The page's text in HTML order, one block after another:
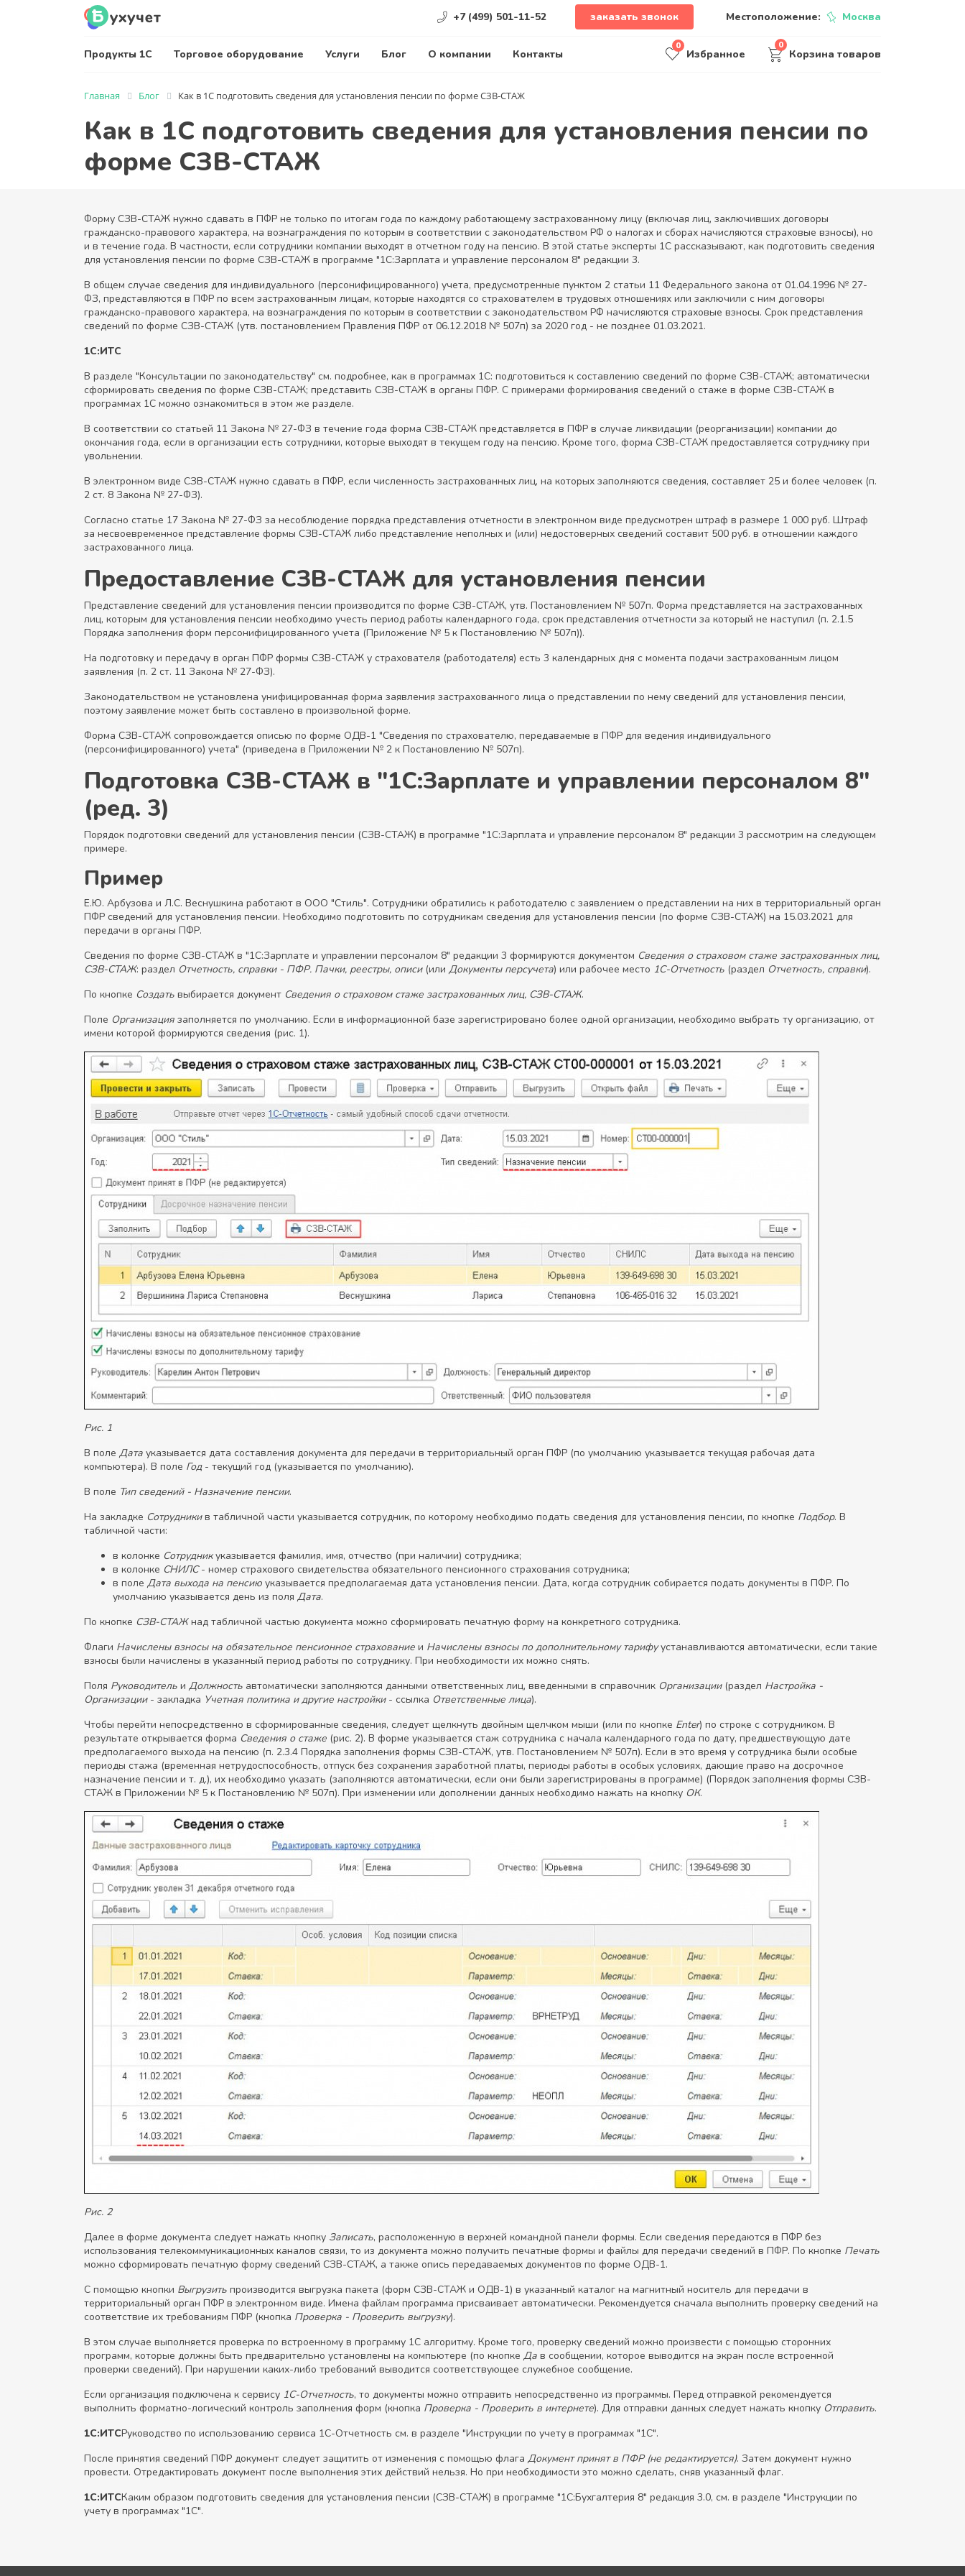
+7 (499) 501-11-52 заказать звонок Местоположение: Москва
Продукты 1С Торговое оборудование Услуги Блог О компании Контакты Избранное
0
Корзина товаров
0
Главная Блог Как в 1С подготовить сведения для установления пенсии по форме СЗВ-СТАЖ
Как в 1С подготовить сведения для установления пенсии по
форме СЗВ-СТАЖ
Форму СЗВ-СТАЖ нужно сдавать в ПФР не только по итогам года по каждому работающему застрахованному лицу (включая лиц, заключивших договоры
гражданско-правового характера, на вознаграждения по которым в соответствии с законодательством РФ о налогах и сборах начисляются страховые взносы), но
и в течение года. В частности, если сотрудники компании выходят в отчетном году на пенсию. В этой статье эксперты 1С рассказывают, как подготовить сведения
для установления пенсии по форме СЗВ-СТАЖ в программе "1С:Зарплата и управление персоналом 8" редакции 3.
В общем случае сведения для индивидуального (персонифицированного) учета, предусмотренные пунктом 2 статьи 11 Федерального закона от 01.04.1996 № 27-
ФЗ, представляются в ПФР по всем застрахованным лицам, которые находятся со страхователем в трудовых отношениях или заключили с ним договоры
гражданско-правового характера, на вознаграждения по которым в соответствии с законодательством РФ начисляются страховые взносы. Срок представления
сведений по форме СЗВ-СТАЖ (утв. постановлением Правления ПФР от 06.12.2018 № 507п) за 2020 год - не позднее 01.03.2021.
1С:ИТС
В разделе "Консультации по законодательству" см. подробнее, как в программах 1С: подготовиться к составлению сведений по форме СЗВ-СТАЖ; автоматически
сформировать сведения по форме СЗВ-СТАЖ; представить СЗВ-СТАЖ в органы ПФР. С примерами формирования сведений о стаже в форме СЗВ-СТАЖ в
программах 1С можно ознакомиться в этом же разделе.
В соответствии со статьей 11 Закона № 27-ФЗ в течение года форма СЗВ-СТАЖ представляется в ПФР в случае ликвидации (реорганизации) компании до
окончания года, если в организации есть сотрудники, которые выходят в текущем году на пенсию. Кроме того, форма СЗВ-СТАЖ предоставляется сотруднику при
увольнении.
В электронном виде СЗВ-СТАЖ нужно сдавать в ПФР, если численность застрахованных лиц, на которых заполняются сведения, составляет 25 и более человек (п.
2 ст. 8 Закона № 27-ФЗ).
Согласно статье 17 Закона № 27-ФЗ за несоблюдение порядка представления отчетности в электронном виде предусмотрен штраф в размере 1 000 руб. Штраф
за несвоевременное представление формы СЗВ-СТАЖ либо представление неполных и (или) недостоверных сведений составит 500 руб. в отношении каждого
застрахованного лица.
Предоставление СЗВ-СТАЖ для установления пенсии
Представление сведений для установления пенсии производится по форме СЗВ-СТАЖ, утв. Постановлением № 507п. Форма представляется на застрахованных
лиц, которым для установления пенсии необходимо учесть период работы календарного года, срок представления отчетности за который не наступил (п. 2.1.5
Порядка заполнения форм персонифицированного учета (Приложение № 5 к Постановлению № 507п)).
На подготовку и передачу в орган ПФР формы СЗВ-СТАЖ у страхователя (работодателя) есть 3 календарных дня с момента подачи застрахованным лицом
заявления (п. 2 ст. 11 Закона № 27-ФЗ).
Законодательством не установлена унифицированная форма заявления застрахованного лица о представлении по нему сведений для установления пенсии,
поэтому заявление может быть составлено в произвольной форме.
Форма СЗВ-СТАЖ сопровождается описью по форме ОДВ-1 "Сведения по страхователю, передаваемые в ПФР для ведения индивидуального
(персонифицированного) учета" (приведена в Приложении № 2 к Постановлению № 507п).
Подготовка СЗВ-СТАЖ в "1С:Зарплате и управлении персоналом 8"
(ред. 3)
Порядок подготовки сведений для установления пенсии (СЗВ-СТАЖ) в программе "1С:Зарплата и управление персоналом 8" редакции 3 рассмотрим на следующем
примере.
Пример
Е.Ю. Арбузова и Л.С. Веснушкина работают в ООО "Стиль". Сотрудники обратились к работодателю с заявлением о представлении на них в территориальный орган
ПФР сведений для установления пенсии. Необходимо подготовить по сотрудникам сведения для установления пенсии (по форме СЗВ-СТАЖ) на 15.03.2021 для
передачи в органы ПФР.
Сведения по форме СЗВ-СТАЖ в "1С:Зарплате и управлении персоналом 8" редакции 3 формируются документом Сведения о страховом стаже застрахованных лиц,
СЗВ-СТАЖ: раздел Отчетность, справки - ПФР. Пачки, реестры, описи(или Документы персучета) или рабочее место 1С-Отчетность (раздел Отчетность, справки).
По кнопке Создать выбирается документ Сведения о страховом стаже застрахованных лиц, СЗВ-СТАЖ.
Поле Организация заполняется по умолчанию. Если в информационной базе зарегистрировано более одной организации, необходимо выбрать ту организацию, от
имени которой формируются сведения (рис. 1).
Рис. 1
В поле Дата указывается дата составления документа для передачи в территориальный орган ПФР (по умолчанию указывается текущая рабочая дата
компьютера). В поле Год- текущий год (указывается по умолчанию).
В поле Тип сведений - Назначение пенсии.
На закладке Сотрудникив табличной части указывается сотрудник, по которому необходимо подать сведения для установления пенсии, по кнопке Подбор. В
табличной части:
в колонке Сотрудникуказывается фамилия, имя, отчество (при наличии) сотрудника;
в колонке СНИЛС- номер страхового свидетельства обязательного пенсионного страхования сотрудника;
в поле Дата выхода на пенсию указывается предполагаемая дата установления пенсии. Дата, когда сотрудник собирается подать документы в ПФР. По
умолчанию указывается день из поля Дата.
По кнопке СЗВ-СТАЖнад табличной частью документа можно сформировать печатную форму на конкретного сотрудника.
Флаги Начислены взносы на обязательное пенсионное страхование и Начислены взносы по дополнительному тарифуустанавливаются автоматически, если такие
взносы были начислены в указанный период работы по сотруднику. При необходимости их можно снять.
Поля Руководитель и Должность автоматически заполняются данными ответственных лиц, введенными в справочник Организации(раздел Настройка -
Организации- закладка Учетная политика и другие настройки - ссылка Ответственные лица).
Чтобы перейти непосредственно в сформированные сведения, следует щелкнуть двойным щелчком мыши (или по кнопке Enter) по строке с сотрудником. В
результате открывается форма Сведения о стаже (рис. 2). В форме указывается стаж сотрудника с начала календарного года по дату, предшествующую дате
предполагаемого выхода на пенсию (п. 2.3.4 Порядка заполнения формы СЗВ-СТАЖ, утв. Постановлением № 507п). Если в это время у сотрудника были особые
периоды стажа (временная нетрудоспособность, отпуск без сохранения заработной платы, периоды работы в особых условиях, дающие право на досрочное
назначение пенсии и т. д.), их необходимо указать (заполняются автоматически, если они были зарегистрированы в программе) (Порядок заполнения формы СЗВ-
СТАЖ в Приложении № 5 к Постановлению № 507п). При изменении или дополнении данных необходимо нажать на кнопку ОК.
Рис. 2
Далее в форме документа следует нажать кнопку Записать, расположенную в верхней командной панели формы. Если сведения передаются в ПФР без
использования телекоммуникационных каналов связи, то из документа можно получить печатные формы и файлы для передачи сведений в ПФР. По кнопке Печать
можно сформировать печатную форму сведений СЗВ-СТАЖ, а также опись передаваемых документов по форме ОДВ-1.
С помощью кнопки Выгрузить производится выгрузка пакета (форм СЗВ-СТАЖ и ОДВ-1) в указанный каталог на магнитный носитель для передачи в
территориальный орган ПФР в электронном виде. Имена файлам программа присваивает автоматически. Рекомендуется сначала выполнить проверку сведений на
соответствие их требованиям ПФР (кнопка Проверка - Проверить выгрузку).
В этом случае выполняется проверка по встроенному в программу 1С алгоритму. Кроме того, проверку сведений можно произвести с помощью сторонних
программ, которые должны быть предварительно установлены на компьютере (по кнопке Да в сообщении, которое выводится на экран после встроенной
проверки сведений). При нарушении каких-либо требований выводится соответствующее служебное сообщение.
Если организация подключена к сервису 1С-Отчетность, то документы можно отправить непосредственно из программы. Перед отправкой рекомендуется
выполнить форматно-логический контроль заполнения форм (кнопка Проверка - Проверить в интернете). Для отправки данных следует нажать кнопку Отправить.
1С:ИТСРуководство по использованию сервиса 1С-Отчетность см. в разделе "Инструкции по учету в программах "1С".
После принятия сведений ПФР документ следует защитить от изменения с помощью флага Документ принят в ПФР (не редактируется). Затем документ нужно
провести. Отредактировать документ после выполнения этих действий нельзя. Но при необходимости это можно сделать, сняв указанный флаг.
1С:ИТСКаким образом подготовить сведения для установления пенсии (СЗВ-СТАЖ) в программе "1С:Бухгалтерия 8" редакция 3.0, см. в разделе "Инструкции по
учету в программах "1С".